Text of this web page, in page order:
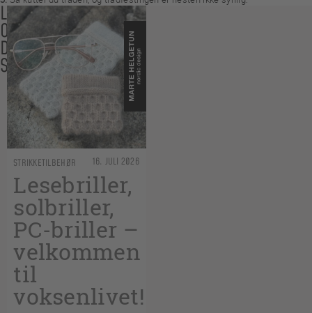
LES
OGSÅ
DISSE
SAKENE
STRIKKETILBEHØR 16. JULI 2026
Lesebriller,
solbriller,
PC-briller –
velkommen
til
voksenlivet!